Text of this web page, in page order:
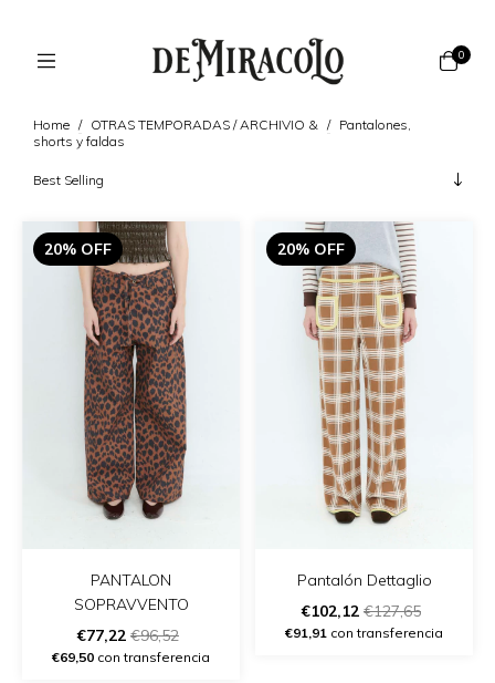
0
Home / OTRAS TEMPORADAS / ARCHIVIO & / Pantalones,
shorts y faldas
20% OFF
PANTALON
SOPRAVVENTO
€77,22 €96,52
€69,50 con transferencia
20% OFF
Pantalón Dettaglio
€102,12 €127,65
€91,91 con transferencia